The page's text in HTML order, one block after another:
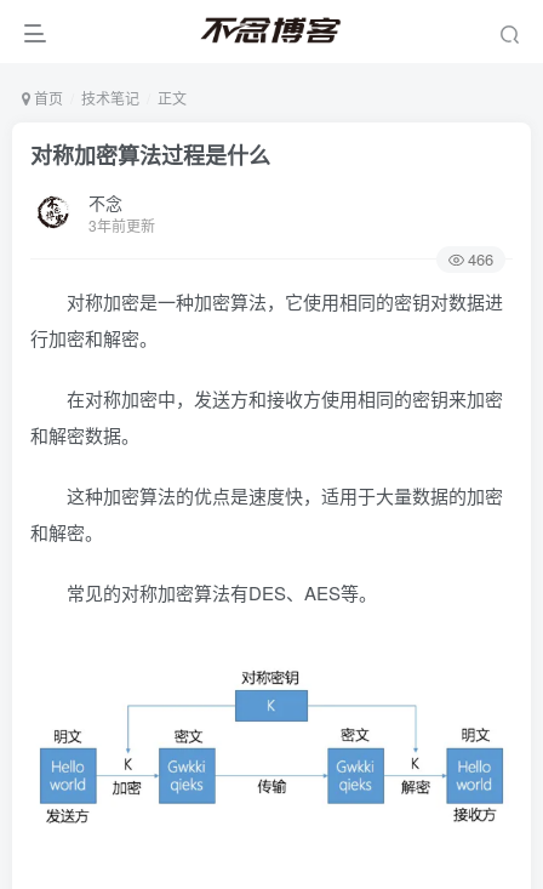
首页 技术笔记 正文
对称加密算法过程是什么
不念
3年前更新
466
对称加密是一种加密算法，它使用相同的密钥对数据进
行加密和解密。
在对称加密中，发送方和接收方使用相同的密钥来加密
和解密数据。
这种加密算法的优点是速度快，适用于大量数据的加密
和解密。
常见的对称加密算法有DES、AES等。